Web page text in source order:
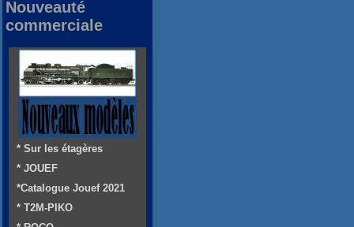
Nouveauté
commerciale
* Sur les étagères
* JOUEF
*Catalogue Jouef 2021
* T2M-PIKO